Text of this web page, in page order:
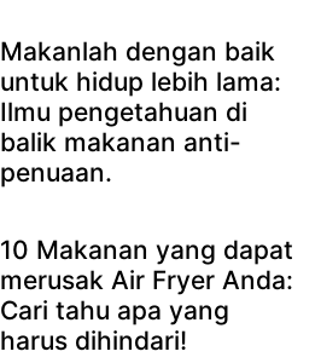
Makanlah dengan baik
untuk hidup lebih lama:
Ilmu pengetahuan di
balik makanan anti-
penuaan.
10 Makanan yang dapat
merusak Air Fryer Anda:
Cari tahu apa yang
harus dihindari!